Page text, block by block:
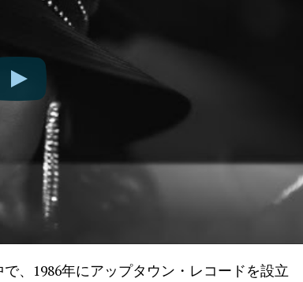
、1986年にアップタウン・レコードを設立